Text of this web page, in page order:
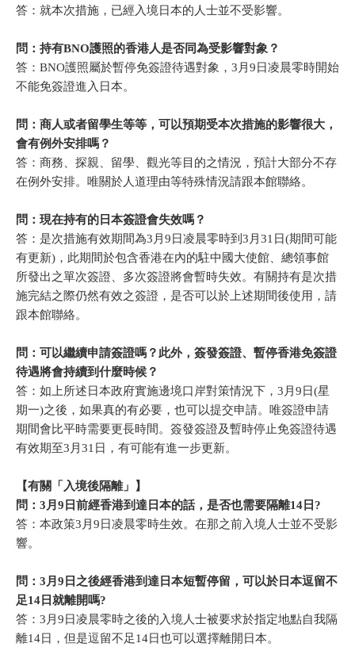
答：就本次措施，已經入境日本的人士並不受影響。
問：持有BNO護照的香港人是否同為受影響對象？
答：BNO護照屬於暫停免簽證待遇對象，3月9日凌晨零時開始
不能免簽證進入日本。
問：商人或者留學生等等，可以預期受本次措施的影響很大，
會有例外安排嗎？
答：商務、探親、留學、觀光等目的之情況，預計大部分不存
在例外安排。唯關於人道理由等特殊情況請跟本館聯絡。
問：現在持有的日本簽證會失效嗎？
答：是次措施有效期間為3月9日凌晨零時到3月31日(期間可能
有更新)，此期間於包含香港在內的駐中國大使館、總領事館
所發出之單次簽證、多次簽證將會暫時失效。有關持有是次措
施完結之際仍然有效之簽證，是否可以於上述期間後使用，請
跟本館聯絡。
問：可以繼續申請簽證嗎？此外，簽發簽證、暫停香港免簽證
待遇將會持續到什麼時候？
答：如上所述日本政府實施邊境口岸對策情況下，3月9日(星
期一)之後，如果真的有必要，也可以提交申請。唯簽證申請
期間會比平時需要更長時間。簽發簽證及暫時停止免簽證待遇
有效期至3月31日，有可能有進一步更新。
【有關「入境後隔離」】
問： 3 月 9 日前經香港到達日本的話，是否也需要隔離14 日 ?
答：本政策3月9日凌晨零時生效。在那之前入境人士並不受影
響。
問： 3 月 9 日之後經香港到達日本短暫停留，可以於日本逗留不
足14 日就離開嗎?
答：3月9日凌晨零時之後的入境人士被要求於指定地點自我隔
離14日，但是逗留不足14日也可以選擇離開日本。